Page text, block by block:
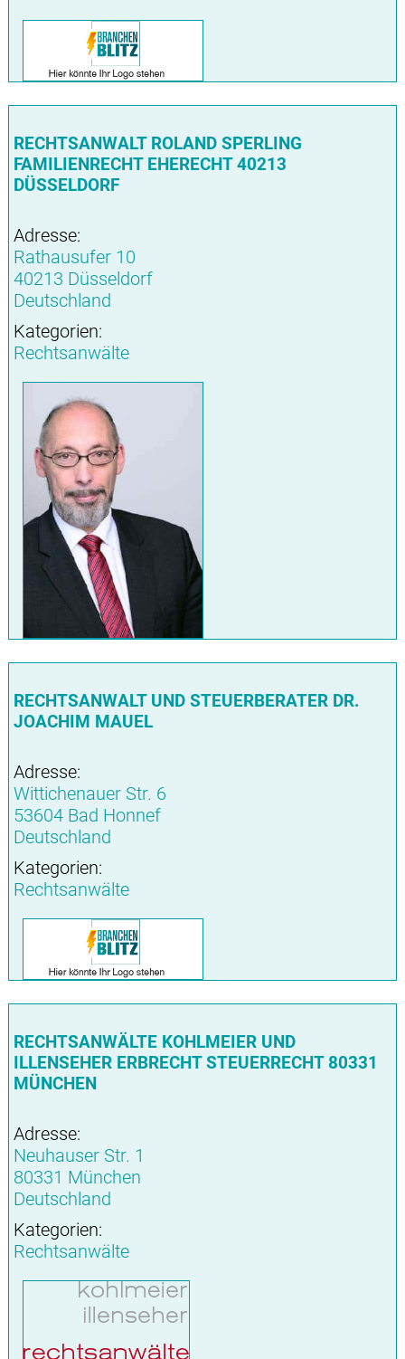
RECHTSANWALT ROLAND SPERLING
FAMILIENRECHT EHERECHT 40213
DÜSSELDORF
Adresse:
Rathausufer 10
40213 Düsseldorf
Deutschland
Kategorien:
Rechtsanwälte
RECHTSANWALT UND STEUERBERATER DR.
JOACHIM MAUEL
Adresse:
Wittichenauer Str. 6
53604 Bad Honnef
Deutschland
Kategorien:
Rechtsanwälte
RECHTSANWÄLTE KOHLMEIER UND
ILLENSEHER ERBRECHT STEUERRECHT 80331
MÜNCHEN
Adresse:
Neuhauser Str. 1
80331 München
Deutschland
Kategorien:
Rechtsanwälte